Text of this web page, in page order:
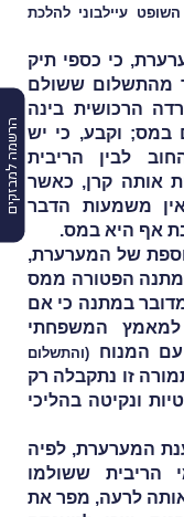
הרשמה למבזקים
עיילבוני להלכת
כי כספי תיק
מהתשלום ששולם
הרכושית בינה
במס; וקבע, כי יש
לבין הריבית
אותה קרן, כאשר
משמעות הדבר
אף היא במס.
של המערערת,
מתנה הפטורה ממס
אין מדובר במתנה כי אם
המשפחתי
המנוח (והתשלום
זו נתקבלה רק
ונקיטה בהליכי
המערערת, לפיה
הריבית ששולמו
לרעה, מפר את